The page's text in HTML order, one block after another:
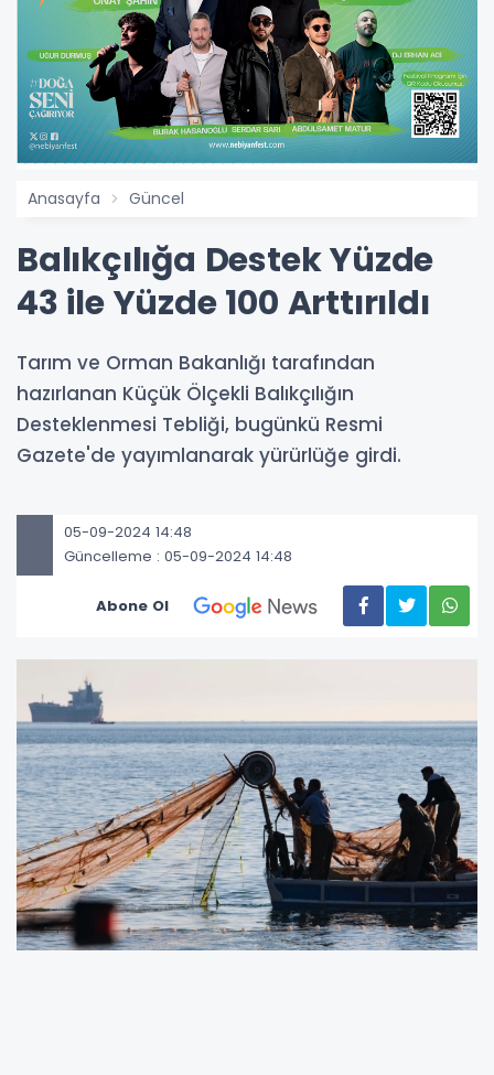
Anasayfa Güncel
Balıkçılığa Destek Yüzde
43 ile Yüzde 100 Arttırıldı
Tarım ve Orman Bakanlığı tarafından
hazırlanan Küçük Ölçekli Balıkçılığın
Desteklenmesi Tebliği, bugünkü Resmi
Gazete'de yayımlanarak yürürlüğe girdi.
05-09-2024 14:48
Güncelleme : 05-09-2024 14:48
Abone Ol